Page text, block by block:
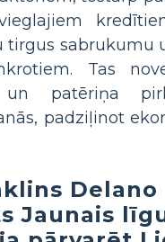
tirgus sabrukumu
Tas
un patēriņa
padziļinot
Delano
Jaunais